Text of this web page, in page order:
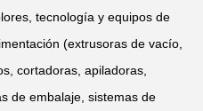
tecnología y equipos de
(extrusoras de vacío,
cortadoras, apiladoras,
de embalaje, sistemas de